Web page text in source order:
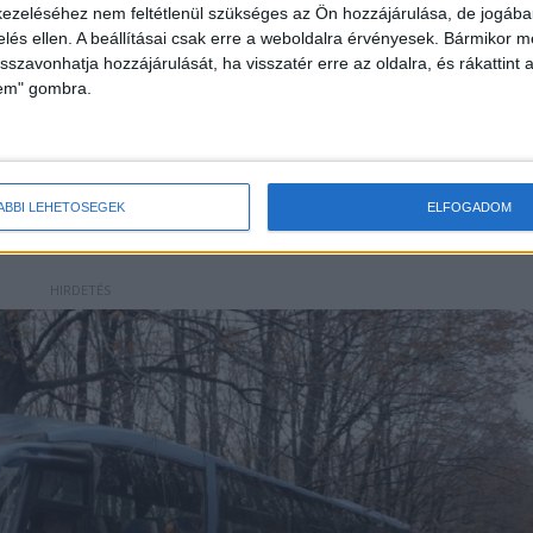
nem feltétlenül szükséges az Ön hozzájárulása, de
ellen. A beállításai csak erre a weboldalra érvényesek. Bármikor
hozzájárulását, ha visszatér erre az oldalra, és rákattint
gombra.
LEHETŐSÉGEK ELFOGADOM
– 65-70 km/h sebesség mellett – vette
ezért azt működésbe hozta. Ugyanakkor a
mivel az egyik jobb kanyarnál nem tudta
húzta a járművet, hogy a fának ütközzön a